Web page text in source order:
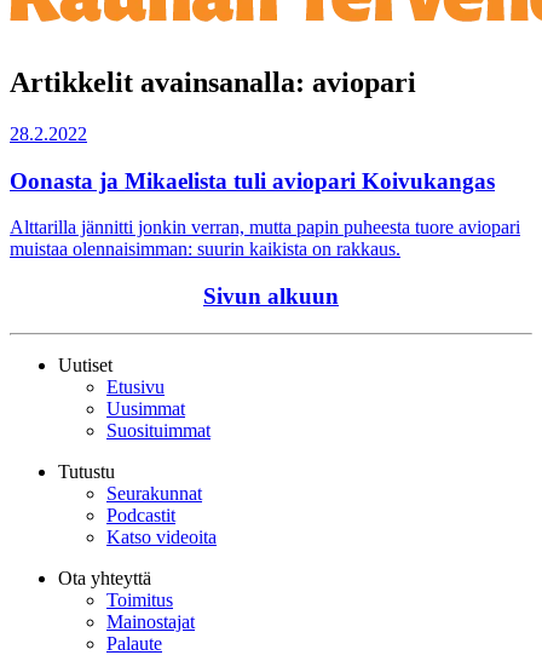
Artikkelit avainsanalla: aviopari
28.2.2022
Oonasta ja Mikaelista tuli aviopari Koivukangas
Alttarilla jännitti jonkin verran, mutta papin puheesta tuore aviopari
muistaa olennaisimman: suurin kaikista on rakkaus.
Sivun alkuun
Uutiset
Etusivu
Uusimmat
Suosituimmat
Tutustu
Seurakunnat
Podcastit
Katso videoita
Ota yhteyttä
Toimitus
Mainostajat
Palaute